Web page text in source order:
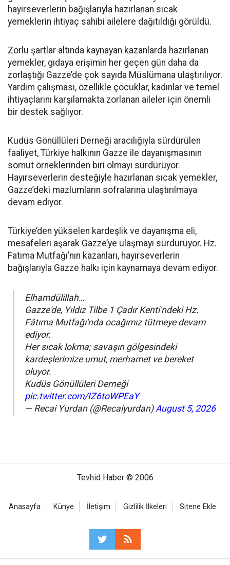
hayırseverlerin bağışlarıyla hazırlanan sıcak
yemeklerin ihtiyaç sahibi ailelere dağıtıldığı görüldü.
Zorlu şartlar altında kaynayan kazanlarda hazırlanan
yemekler, gıdaya erişimin her geçen gün daha da
zorlaştığı Gazze’de çok sayıda Müslümana ulaştırılıyor.
Yardım çalışması, özellikle çocuklar, kadınlar ve temel
ihtiyaçlarını karşılamakta zorlanan aileler için önemli
bir destek sağlıyor.
Kudüs Gönüllüleri Derneği aracılığıyla sürdürülen
faaliyet, Türkiye halkının Gazze ile dayanışmasının
somut örneklerinden biri olmayı sürdürüyor.
Hayırseverlerin desteğiyle hazırlanan sıcak yemekler,
Gazze’deki mazlumların sofralarına ulaştırılmaya
devam ediyor.
Türkiye’den yükselen kardeşlik ve dayanışma eli,
mesafeleri aşarak Gazze’ye ulaşmayı sürdürüyor. Hz.
Fatıma Mutfağı’nın kazanları, hayırseverlerin
bağışlarıyla Gazze halkı için kaynamaya devam ediyor.
Elhamdülillah…
Gazze'de, Yıldız Tilbe 1 Çadır Kenti'ndeki Hz.
Fâtıma Mutfağı'nda ocağımız tütmeye devam
ediyor.
Her sıcak lokma; savaşın gölgesindeki
kardeşlerimize umut, merhamet ve bereket
oluyor.
Kudüs Gönüllüleri Derneği
pic.twitter.com/IZ6toWPEaY
— Recai Yurdan (@Recaiyurdan)August 5, 2026
Tevhid Haber © 2006
Anasayfa Künye İletişim Gizlilik İlkeleri Sitene Ekle